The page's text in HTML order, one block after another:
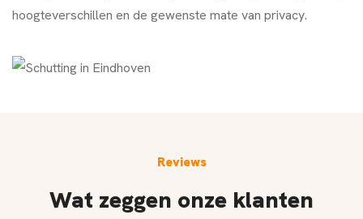
hoogteverschillen en de gewenste mate van privacy.
Reviews
Wat zeggen onze klanten